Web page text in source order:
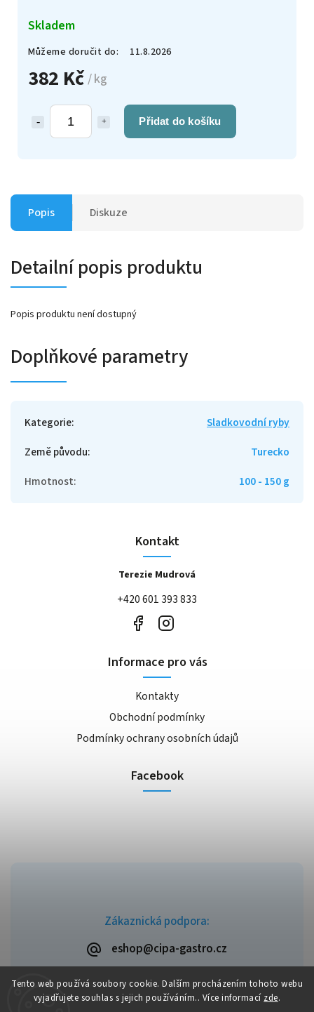
Tento web používá soubory cookie. Dalším procházením tohoto webu
vyjadřujete souhlas s jejich používáním.. Více informací zde.
382 Kč / kg
Přidat do košíku
Skladem
Můžeme doručit do: 11.8.2026
Popis Diskuze
Detailní popis produktu
Popis produktu není dostupný
Doplňkové parametry
Kategorie:
Sladkovodní ryby
Země původu:
Turecko
Hmotnost: 100 - 150 g
Zákaznická podpora:
eshop@cipa-gastro.cz
Kontakt
Terezie Mudrová
+420 601 393 833
Informace pro vás
Kontakty
Obchodní podmínky
Podmínky ochrany osobních údajů
Facebook